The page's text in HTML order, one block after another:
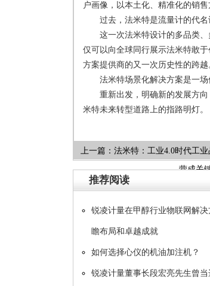
户画像，以本土化、精准化的销
过去，法米特是流量计的代
这一次法米特设计的多品类
仅可以向全球同行展示法米特敢
方案提供商的又一次历史性的跨越
法米特场景化解决方案是一
重新出发，明确新的发展方
米特未来转型道路上的指路明灯。
上一篇： 法米特：工业4.0时代工
营成关
推荐阅读
锐凌计量在甲醇行业物联网解
瞻布局和卓越成就
如何选择心仪的机油加注机？
锐凌计量董事长段宏亮先生曾